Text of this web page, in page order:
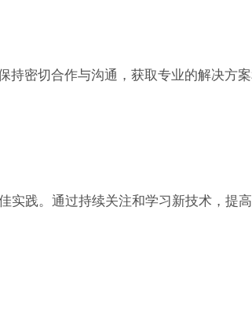
持密切合作与沟通，获取专业的解决方
实践。通过持续关注和学习新技术，提